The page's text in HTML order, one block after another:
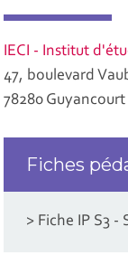
IECI - Institut
47, boulevard
78280 Guyancourt
Fiches
> Fiche IP S3 -